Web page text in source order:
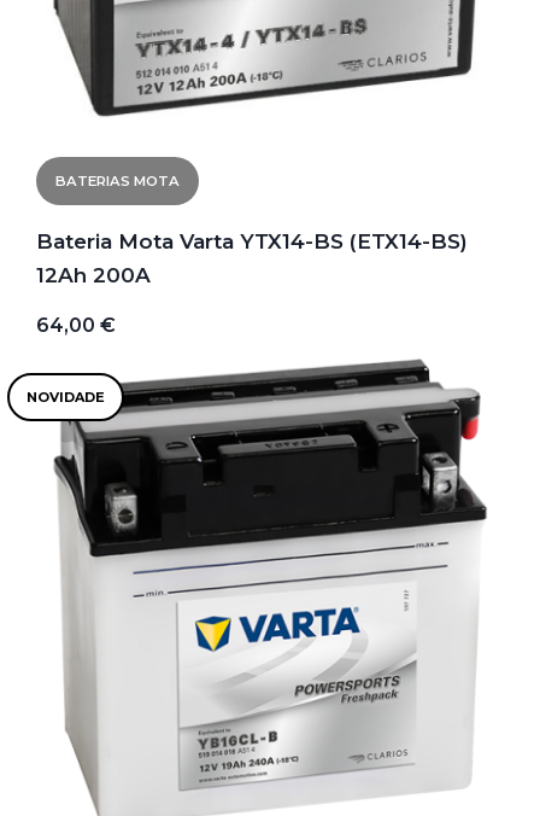
BATERIAS MOTA
Bateria Mota Varta YTX14-BS (ETX14-BS)
12Ah 200A
64,00 €
NOVIDADE